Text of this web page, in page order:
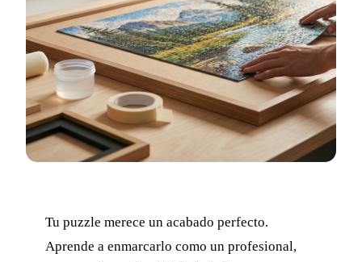
Tu puzzle merece un acabado perfecto.
Aprende a enmarcarlo como un profesional,